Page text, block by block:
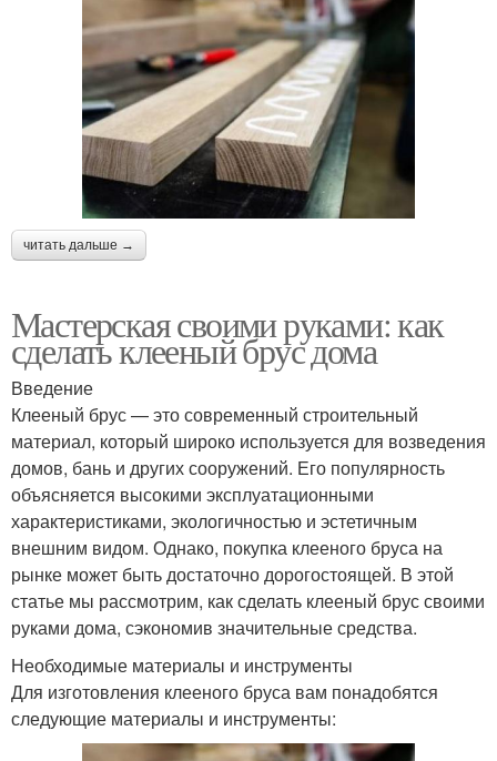
читать дальше →
Мастерская своими руками: как
сделать клееный брус дома
Введение
Клееный брус — это современный строительный
материал, который широко используется для возведения
домов, бань и других сооружений. Его популярность
объясняется высокими эксплуатационными
характеристиками, экологичностью и эстетичным
внешним видом. Однако, покупка клееного бруса на
рынке может быть достаточно дорогостоящей. В этой
статье мы рассмотрим, как сделать клееный брус своими
руками дома, сэкономив значительные средства.
Необходимые материалы и инструменты
Для изготовления клееного бруса вам понадобятся
следующие материалы и инструменты: